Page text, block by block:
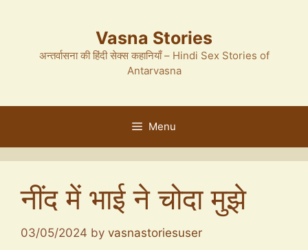
Vasna Stories
अन्तर्वासना की हिंदी सेक्स कहानियाँ – Hindi Sex Stories of
Antarvasna
Menu
नींद में भाई ने चोदा मुझे
03/05/2024 by vasnastoriesuser